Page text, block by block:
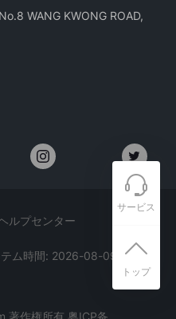
WANG KWONG ROAD,
ルプセンター
テム時間: 2026-08-09
著作権所有 粤ICP备
サービス
トップ